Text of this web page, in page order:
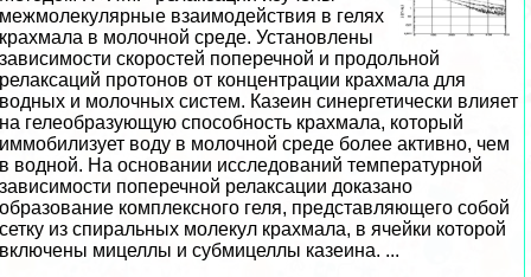
межмолекулярные взаимодействия в гелях
крахмала в молочной среде. Установлены
зависимости скоростей поперечной и продольной
релаксаций протонов от концентрации крахмала для
водных и молочных систем. Казеин синергетически влияет
на гелеобразующую способность крахмала, который
иммобилизует воду в молочной среде более активно, чем
в водной. На основании исследований температурной
зависимости поперечной релаксации доказано
образование комплексного геля, представляющего собой
сетку из спиральных молекул крахмала, в ячейки которой
включены мицеллы и субмицеллы казеина. ...